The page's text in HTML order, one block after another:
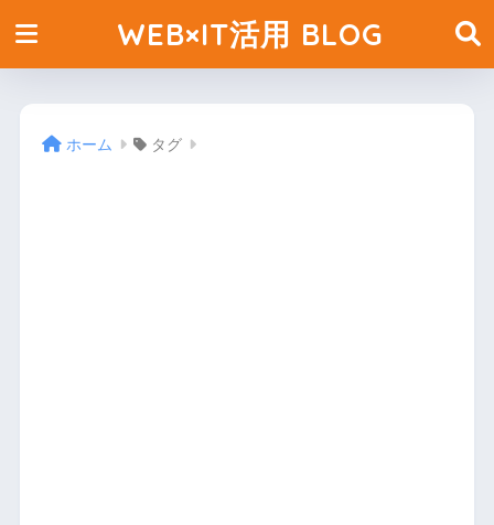
WEB×IT活用 BLOG
ホーム タグ